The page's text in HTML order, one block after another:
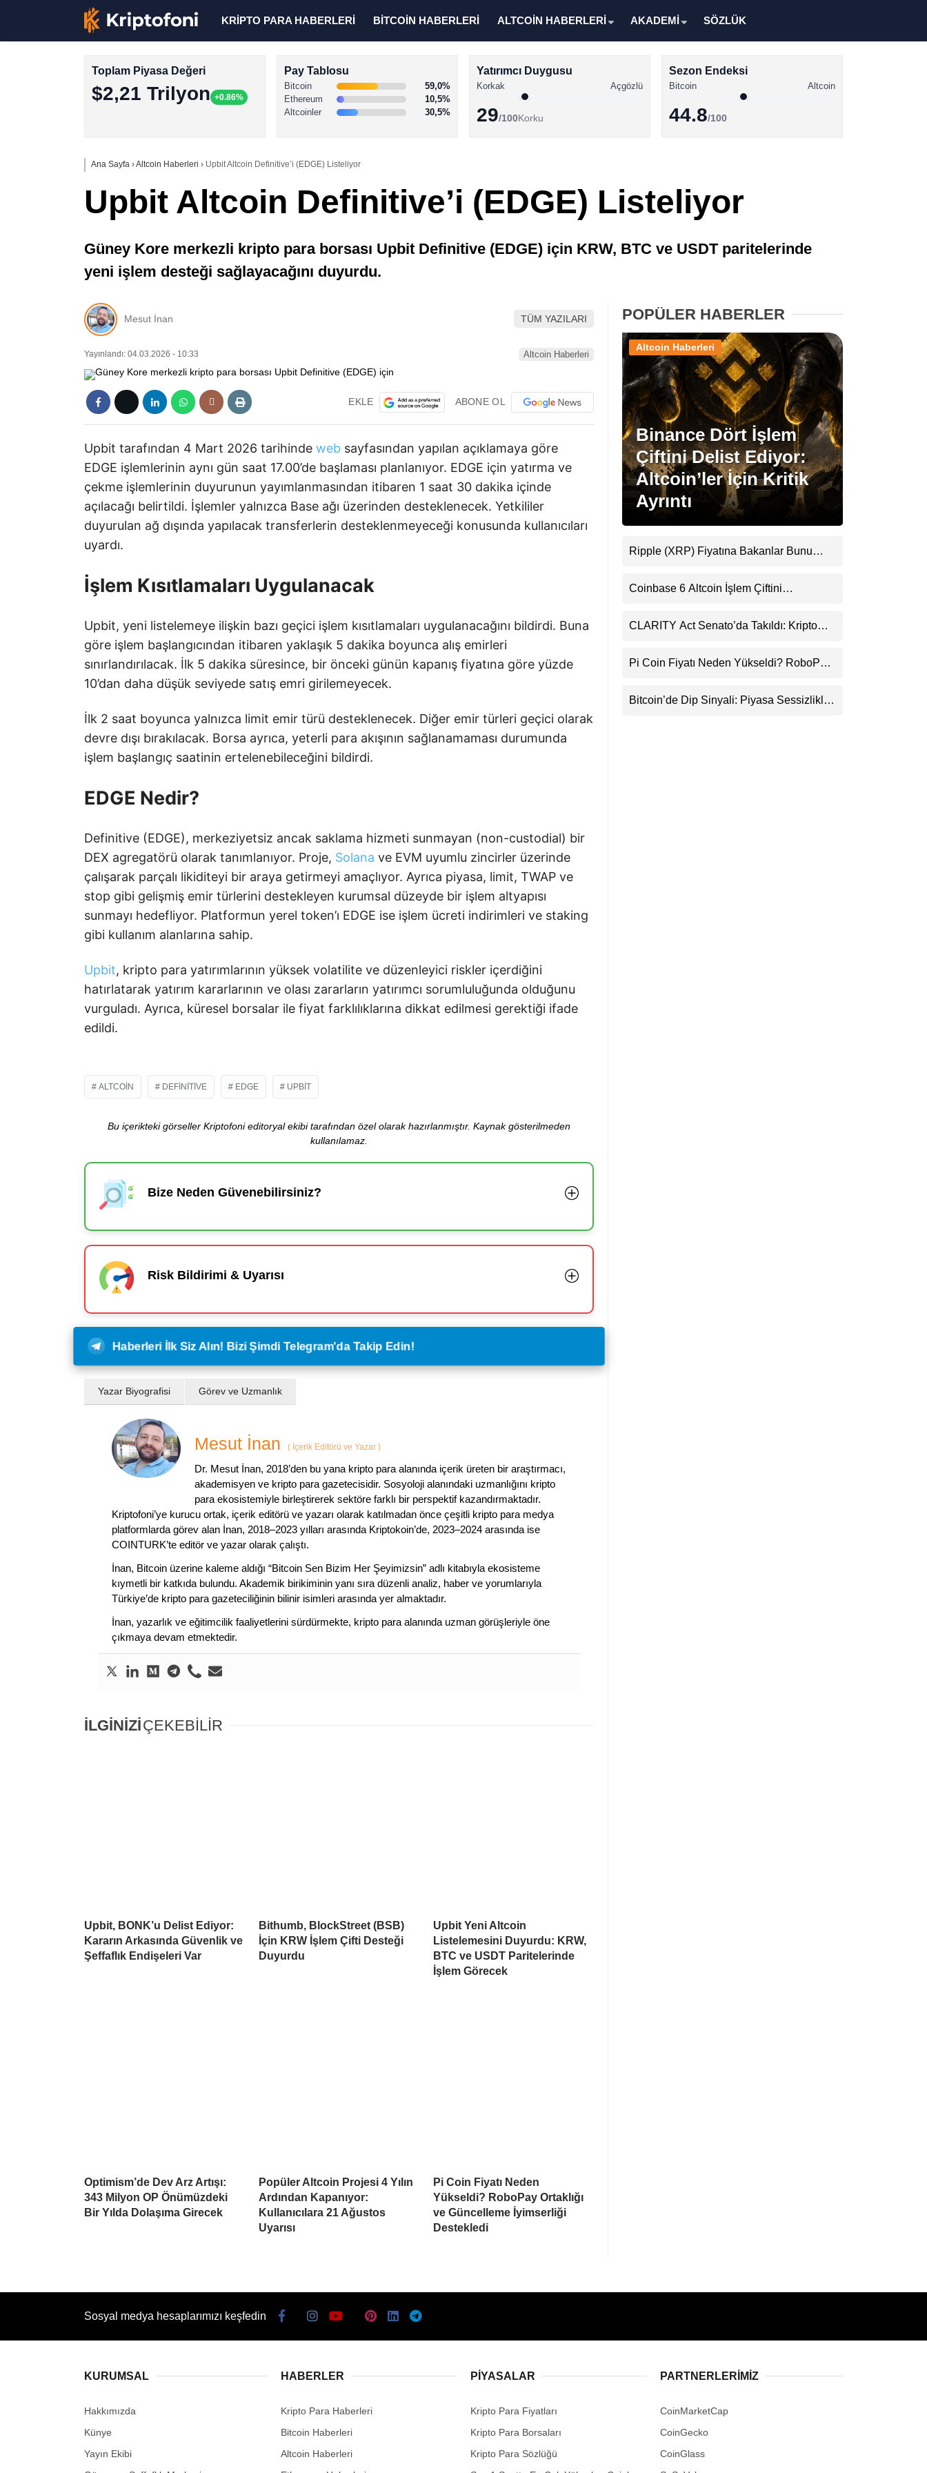
Solana Haberleri
Memecoin Haberleri
Stablecoin Haberleri
Facebook
Instagram
LinkedIn
Telegram
KRİPTO PARA HABERLERİ BİTCOİN HABERLERİ ALTCOİN HABERLERİ AKADEMİ SÖZLÜK
Toplam Piyasa Değeri
$2,21 Trilyon +0.86%
Pay Tablosu
Bitcoin
59,0%
Ethereum
10,5%
Altcoinler
30,5%
Yatırımcı Duygusu
Korkak Açgözlü
29/100Korku
Sezon Endeksi
Bitcoin Altcoin
44.8/100
Ana Sayfa ›Altcoin Haberleri › Upbit Altcoin Definitive’i (EDGE) Listeliyor
Upbit Altcoin Definitive’i (EDGE) Listeliyor
Güney Kore merkezli kripto para borsası Upbit Definitive (EDGE) için KRW, BTC ve USDT paritelerinde
yeni işlem desteği sağlayacağını duyurdu.
Mesut İnan TÜM YAZILARI
Yayınlandı: 04.03.2026 - 10:33 Altcoin Haberleri
EKLE ABONE OL
Upbit tarafından 4 Mart 2026 tarihinde web sayfasından yapılan açıklamaya göre
EDGE işlemlerinin aynı gün saat 17.00’de başlaması planlanıyor. EDGE için yatırma ve
çekme işlemlerinin duyurunun yayımlanmasından itibaren 1 saat 30 dakika içinde
açılacağı belirtildi. İşlemler yalnızca Base ağı üzerinden desteklenecek. Yetkililer
duyurulan ağ dışında yapılacak transferlerin desteklenmeyeceği konusunda kullanıcıları
uyardı.
İşlem Kısıtlamaları Uygulanacak
Upbit, yeni listelemeye ilişkin bazı geçici işlem kısıtlamaları uygulanacağını bildirdi. Buna
göre işlem başlangıcından itibaren yaklaşık 5 dakika boyunca alış emirleri
sınırlandırılacak. İlk 5 dakika süresince, bir önceki günün kapanış fiyatına göre yüzde
10’dan daha düşük seviyede satış emri girilemeyecek.
İlk 2 saat boyunca yalnızca limit emir türü desteklenecek. Diğer emir türleri geçici olarak
devre dışı bırakılacak. Borsa ayrıca, yeterli para akışının sağlanamaması durumunda
işlem başlangıç saatinin ertelenebileceğini bildirdi.
EDGE Nedir?
Definitive (EDGE), merkeziyetsiz ancak saklama hizmeti sunmayan (non-custodial) bir
DEX agregatörü olarak tanımlanıyor. Proje, Solana ve EVM uyumlu zincirler üzerinde
çalışarak parçalı likiditeyi bir araya getirmeyi amaçlıyor. Ayrıca piyasa, limit, TWAP ve
stop gibi gelişmiş emir türlerini destekleyen kurumsal düzeyde bir işlem altyapısı
sunmayı hedefliyor. Platformun yerel token’ı EDGE ise işlem ücreti indirimleri ve staking
gibi kullanım alanlarına sahip.
Upbit, kripto para yatırımlarının yüksek volatilite ve düzenleyici riskler içerdiğini
hatırlatarak yatırım kararlarının ve olası zararların yatırımcı sorumluluğunda olduğunu
vurguladı. Ayrıca, küresel borsalar ile fiyat farklılıklarına dikkat edilmesi gerektiği ifade
edildi.
ALTCOIN DEFINITIVE EDGE UPBIT
Bu içerikteki görseller Kriptofoni editoryal ekibi tarafından özel olarak hazırlanmıştır. Kaynak gösterilmeden
kullanılamaz.
Bize Neden Güvenebilirsiniz?
Risk Bildirimi & Uyarısı
Haberleri İlk Siz Alın! Bizi Şimdi Telegram'da Takip Edin!
Yazar Biyografisi Görev ve Uzmanlık
Mesut İnan ( İçerik Editörü ve Yazar )
Dr. Mesut İnan, 2018’den bu yana kripto para alanında içerik üreten bir araştırmacı,
akademisyen ve kripto para gazetecisidir. Sosyoloji alanındaki uzmanlığını kripto
para ekosistemiyle birleştirerek sektöre farklı bir perspektif kazandırmaktadır.
Kriptofoni’ye kurucu ortak, içerik editörü ve yazarı olarak katılmadan önce çeşitli kripto para medya
platformlarda görev alan İnan, 2018–2023 yılları arasında Kriptokoin’de, 2023–2024 arasında ise
COINTURK’te editör ve yazar olarak çalıştı.
İnan, Bitcoin üzerine kaleme aldığı “Bitcoin Sen Bizim Her Şeyimizsin” adlı kitabıyla ekosisteme
kıymetli bir katkıda bulundu. Akademik birikiminin yanı sıra düzenli analiz, haber ve yorumlarıyla
Türkiye’de kripto para gazeteciliğinin bilinir isimleri arasında yer almaktadır.
İnan, yazarlık ve eğitimcilik faaliyetlerini sürdürmekte, kripto para alanında uzman görüşleriyle öne
çıkmaya devam etmektedir.
İLGİNİZİÇEKEBİLİR
Upbit, BONK’u Delist Ediyor:
Kararın Arkasında Güvenlik ve
Şeffaflık Endişeleri Var
Bithumb, BlockStreet (BSB)
İçin KRW İşlem Çifti Desteği
Duyurdu
Upbit Yeni Altcoin
Listelemesini Duyurdu: KRW,
BTC ve USDT Paritelerinde
İşlem Görecek
Optimism’de Dev Arz Artışı:
343 Milyon OP Önümüzdeki
Bir Yılda Dolaşıma Girecek
Popüler Altcoin Projesi 4 Yılın
Ardından Kapanıyor:
Kullanıcılara 21 Ağustos
Uyarısı
Pi Coin Fiyatı Neden
Yükseldi? RoboPay Ortaklığı
ve Güncelleme İyimserliği
Destekledi
POPÜLER HABERLER
Binance Dört İşlem
Çiftini Delist Ediyor:
Altcoin’ler İçin Kritik
Ayrıntı
Altcoin Haberleri
Ripple (XRP) Fiyatına Bakanlar Bunu
Uyarı
Coinbase 6 Altcoin İşlem Çiftini
CLARITY Act Senato’da Takıldı: Kripto
Pi Coin Fiyatı Neden Yükseldi? RoboPay
Destekledi
Bitcoin’de Dip Sinyali: Piyasa Sessizlikle
Sosyal medya hesaplarımızı keşfedin
KURUMSAL
Hakkımızda
Künye
Yayın Ekibi
HABERLER
Kripto Para Haberleri
Bitcoin Haberleri
Altcoin Haberleri
PIYASALAR
Kripto Para Fiyatları
Kripto Para Borsaları
Kripto Para Sözlüğü
PARTNERLERIMIZ
CoinMarketCap
CoinGecko
CoinGlass